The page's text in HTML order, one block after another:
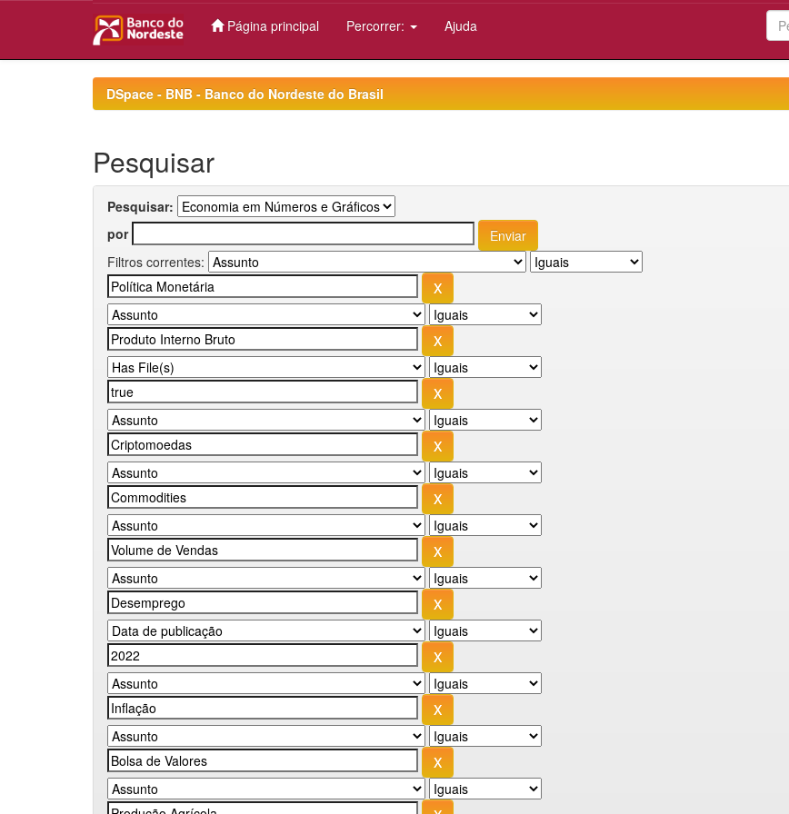
Página principal Percorrer: Ajuda
DSpace - BNB - Banco do Nordeste do Brasil
Pesquisar
Pesquisar:
por
Filtros correntes: